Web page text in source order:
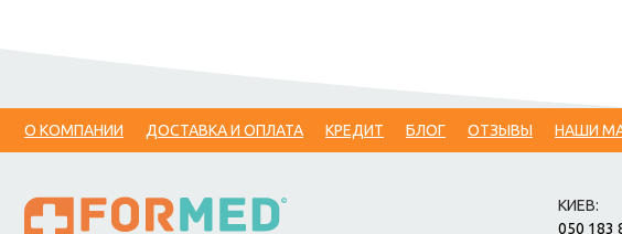
О КОМПАНИИ ДОСТАВКА И ОПЛАТА КРЕДИТ БЛОГ ОТЗЫВЫ НАШИ
КИЕВ:
050 183